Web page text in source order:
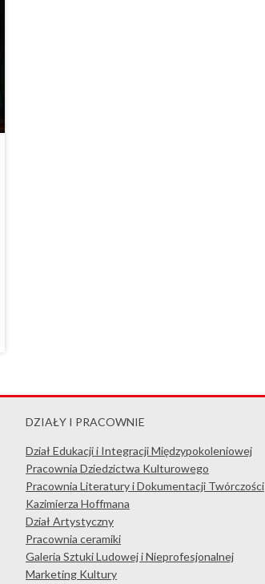
DZIAŁY I PRACOWNIE
Dział Edukacji i Integracji Międzypokoleniowej
Pracownia Dziedzictwa Kulturowego
Pracownia Literatury i Dokumentacji Twórczości
Kazimierza Hoffmana
Dział Artystyczny
Pracownia ceramiki
Galeria Sztuki Ludowej i Nieprofesjonalnej
Marketing Kultury